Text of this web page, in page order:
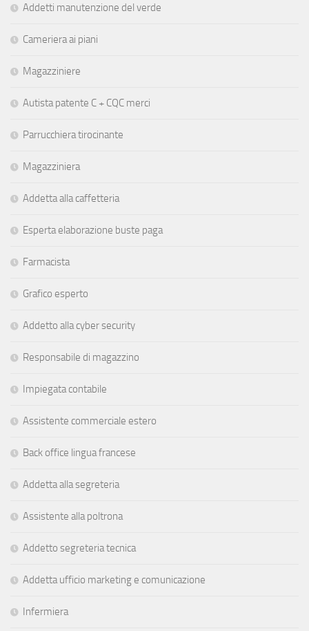
Addetti manutenzione del verde
Cameriera ai piani
Magazziniere
Autista patente C + CQC merci
Parrucchiera tirocinante
Magazziniera
Addetta alla caffetteria
Esperta elaborazione buste paga
Farmacista
Grafico esperto
Addetto alla cyber security
Responsabile di magazzino
Impiegata contabile
Assistente commerciale estero
Back office lingua francese
Addetta alla segreteria
Assistente alla poltrona
Addetto segreteria tecnica
Addetta ufficio marketing e comunicazione
Infermiera